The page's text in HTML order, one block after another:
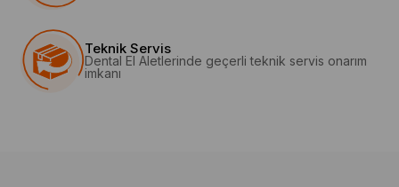
Teknik Servis
Dental El Aletlerinde geçerli teknik servis onarım
imkanı